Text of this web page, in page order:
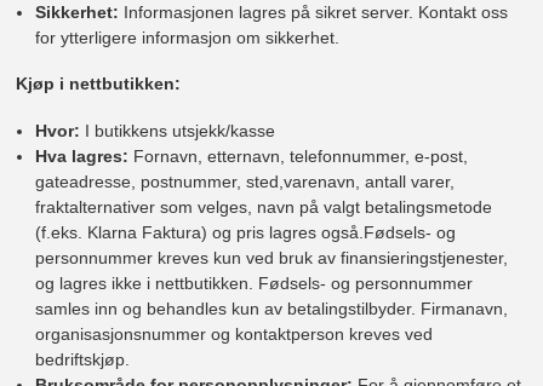
Sikkerhet: Informasjonen lagres på sikret server. Kontakt oss
for ytterligere informasjon om sikkerhet.
Kjøp i nettbutikken:
Hvor: I butikkens utsjekk/kasse
Hva lagres: Fornavn, etternavn, telefonnummer, e-post,
gateadresse, postnummer, sted,varenavn, antall varer,
fraktalternativer som velges, navn på valgt betalingsmetode
(f.eks. Klarna Faktura) og pris lagres også.Fødsels- og
personnummer kreves kun ved bruk av finansieringstjenester,
og lagres ikke i nettbutikken. Fødsels- og personnummer
samles inn og behandles kun av betalingstilbyder. Firmanavn,
organisasjonsnummer og kontaktperson kreves ved
bedriftskjøp.